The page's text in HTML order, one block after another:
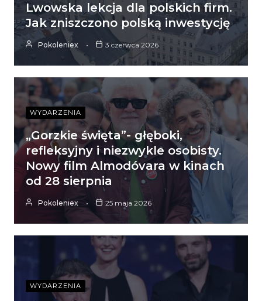
Lwowska lekcja dla polskich firm.
Jak zniszczono polską inwestycję
Pokoleniex 3 czerwca 2026
WYDARZENIA
„Gorzkie święta”- głęboki,
refleksyjny i niezwykle osobisty.
Nowy film Almodóvara w kinach
od 28 sierpnia
Pokoleniex 25 maja 2026
WYDARZENIA